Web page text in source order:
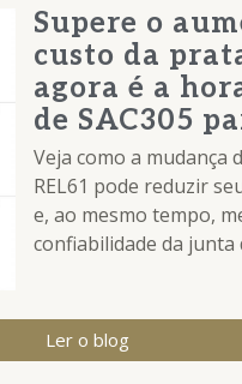
Supere o
custo da
agora é a
de SAC305
Veja como a mudança
REL61 pode reduzir
e, ao mesmo tempo,
confiabilidade da junta
Ler o blog